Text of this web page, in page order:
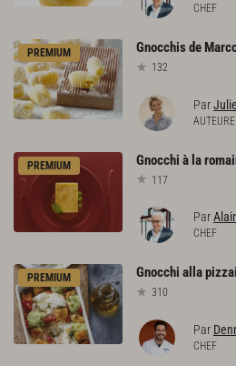
CHEF
PREMIUM Gnocchisde
132
Par
AUTEURE
PREMIUM Gnocchi à la
117
Par
CHEF
PREMIUM Gnocchi alla
310
Par
CHEF